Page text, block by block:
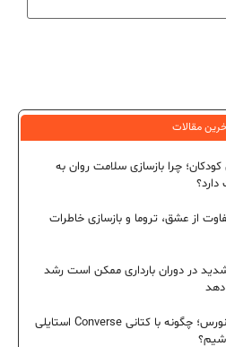
مقالات
چرا بازسازی سلامت روان به
دارد؟
از عشق، تروما و بازسازی خاطرات
در دوران بارداری ممکن است رشد
دهد
راهنمای ست کردن کفش کانورس؛ چگونه با کتانی Converse استایلی